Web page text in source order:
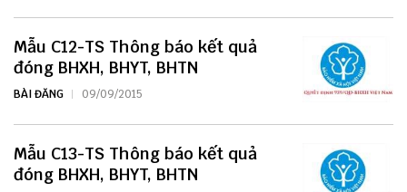
Mẫu C12-TS Thông báo kết quả
đóng BHXH, BHYT, BHTN
BÀI ĐĂNG 09/09/2015
Mẫu C13-TS Thông báo kết quả
đóng BHXH, BHYT, BHTN